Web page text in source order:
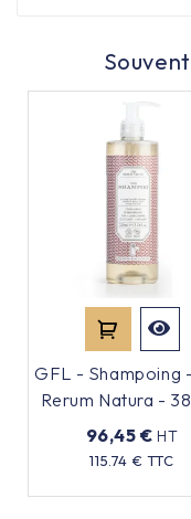
GFL - Shampoing
Rerum Natura -
- x18 - Non
rechargeable
96,45 € HT
115.74 € TTC
Prix